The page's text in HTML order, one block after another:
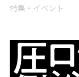
特集・イベント